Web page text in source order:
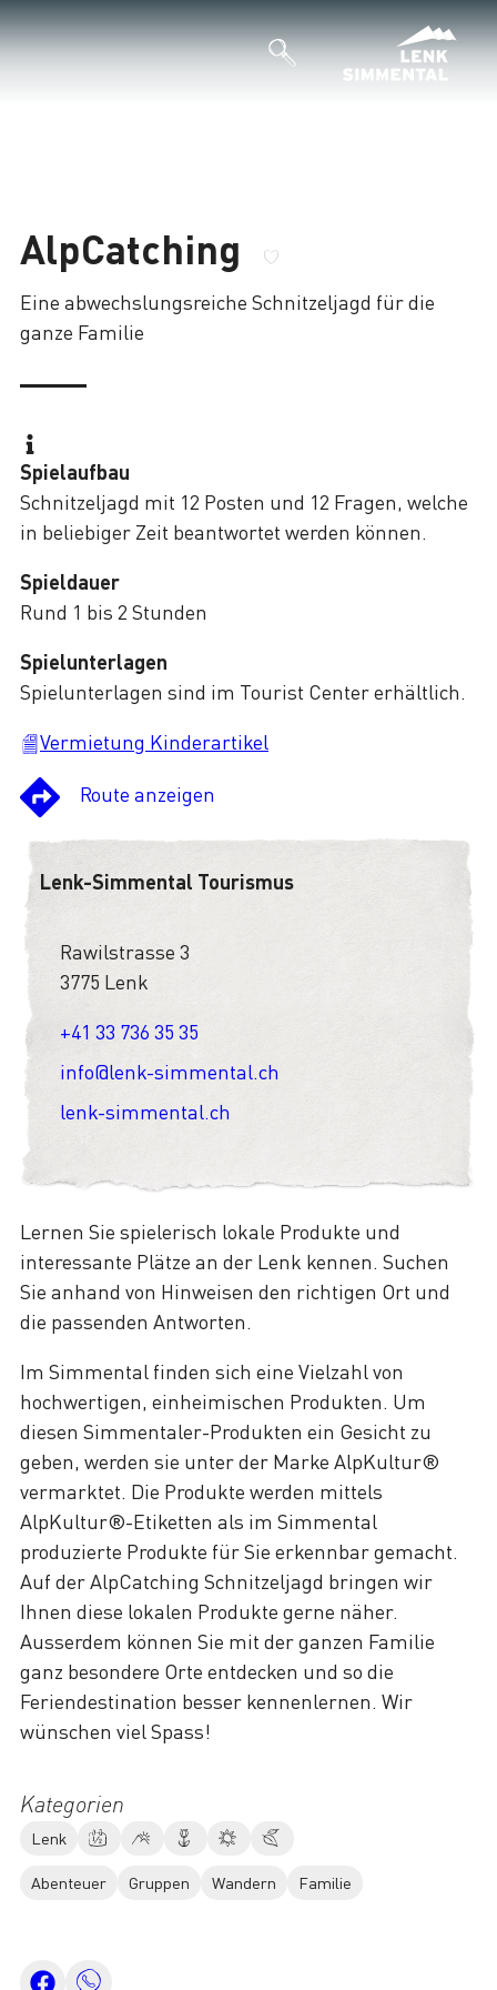
AlpCatching
Eine abwechslungsreiche Schnitzeljagd für die
ganze Familie
Kategorien
Lenk
Abenteuer Gruppen Wandern Familie
Lernen Sie spielerisch lokale Produkte und
interessante Plätze an der Lenk kennen. Suchen
Sie anhand von Hinweisen den richtigen Ort und
die passenden Antworten.
Im Simmental finden sich eine Vielzahl von
hochwertigen, einheimischen Produkten. Um
diesen Simmentaler-Produkten ein Gesicht zu
geben, werden sie unter der Marke AlpKultur®
vermarktet. Die Produkte werden mittels
AlpKultur®-Etiketten als im Simmental
produzierte Produkte für Sie erkennbar gemacht.
Auf der AlpCatching Schnitzeljagd bringen wir
Ihnen diese lokalen Produkte gerne näher.
Ausserdem können Sie mit der ganzen Familie
ganz besondere Orte entdecken und so die
Feriendestination besser kennenlernen. Wir
wünschen viel Spass!
Spielaufbau
Schnitzeljagd mit 12 Posten und 12 Fragen, welche
in beliebiger Zeit beantwortet werden können.
Spieldauer
Rund 1 bis 2 Stunden
Spielunterlagen
Spielunterlagen sind im Tourist Center erhältlich.
Vermietung Kinderartikel
Route anzeigen
Lenk-Simmental Tourismus
Rawilstrasse 3
3775 Lenk
+41 33 736 35 35
info@lenk-simmental.ch
lenk-simmental.ch